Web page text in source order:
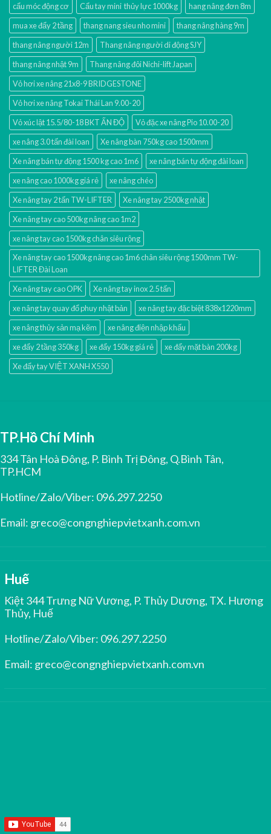
cẩu móc động cơ
Cẩu tay mini thủy lực 1000kg
hang nâng đơn 8m
mua xe đẩy 2 tầng
thang nang sieu nho mini
thang nâng hàng 9m
thang nâng người 12m
Thang nâng người di động SJY
thang nâng nhật 9m
Thang nâng đôi Nichi-lift Japan
Vỏ hơi xe nâng 21x8-9 BRIDGESTONE
Vỏ hơi xe nâng Tokai Thái Lan 9.00-20
Vỏ xúc lật 15.5/80-18 BKT ẤN ĐỘ
Vỏ đặc xe nâng Pio 10.00-20
xe nâng 3.0 tấn đài loan
Xe nâng bàn 750kg cao 1500mm
Xe nâng bán tự động 1500 kg cao 1m6
xe nâng bán tự động đài loan
xe nâng cao 1000kg giá rẻ
xe nâng chéo
Xe nâng tay 2 tấn TW-LIFTER
Xe nâng tay 2500kg nhật
Xe nâng tay cao 500kg nâng cao 1m2
xe nâng tay cao 1500kg chân siêu rộng
Xe nâng tay cao 1500kg nâng cao 1m6 chân siêu rộng 1500mm TW-
LIFTER Đài Loan
Xe nâng tay cao OPK
Xe nâng tay inox 2.5 tấn
xe nâng tay quay đổ phuy nhật bản
xe nâng tay đặc biệt 838x1220mm
xe nâng thủy sản mạ kẽm
xe nâng điện nhập khấu
xe đẩy 2 tầng 350kg
xe đẩy 150kg giá rẻ
xe đẩy mặt bàn 200kg
Xe đẩy tay VIỆT XANH X550
TP.Hồ Chí Minh
334 Tân Hoà Đông, P. Bình Trị Đông, Q.Bình Tân,
TP.HCM
Hotline/Zalo/Viber: 096.297.2250
Email: greco@congnghiepvietxanh.com.vn
Huế
Kiệt 344 Trưng Nữ Vương, P. Thủy Dương, TX. Hương
Thủy, Huế
Hotline/Zalo/Viber: 096.297.2250
Email: greco@congnghiepvietxanh.com.vn